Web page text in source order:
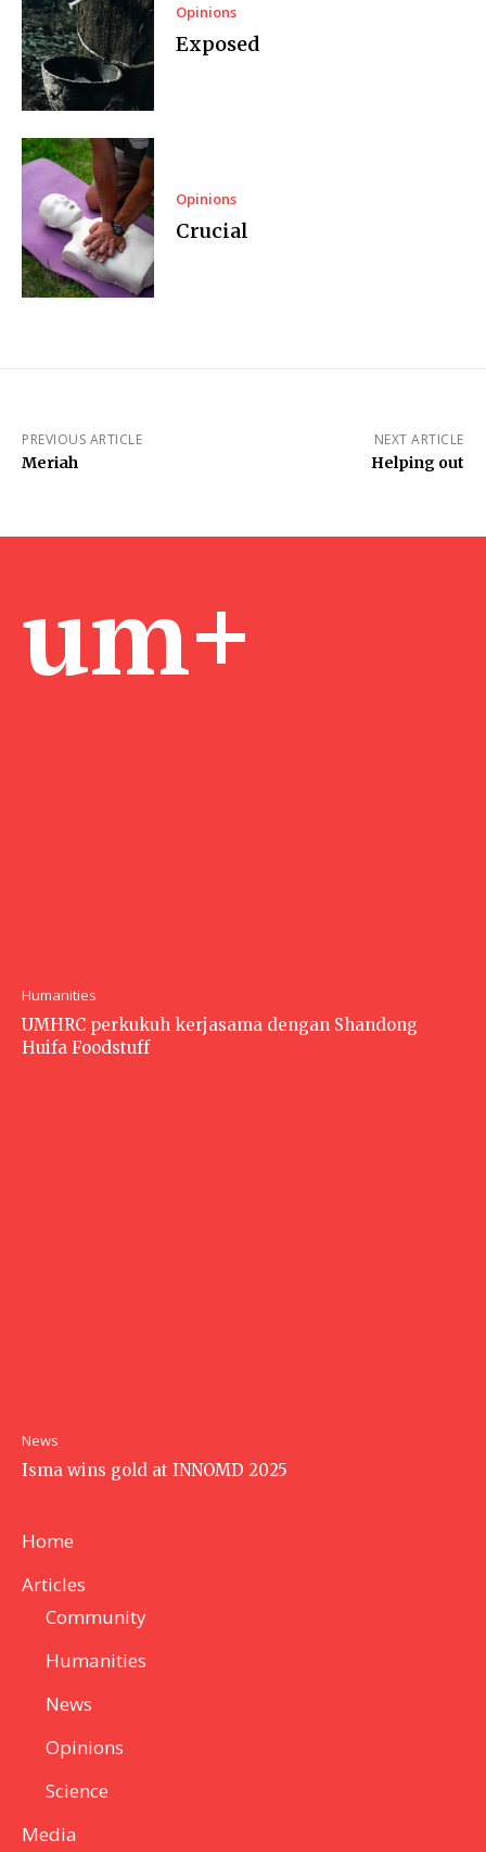
Opinions
Exposed
Opinions
Crucial
PREVIOUS ARTICLE
Meriah
NEXT ARTICLE
Helping out
um+
Humanities
UMHRC perkukuh kerjasama dengan Shandong
Huifa Foodstuff
News
Isma wins gold at INNOMD 2025
Home
Articles
Community
Humanities
News
Opinions
Science
Media